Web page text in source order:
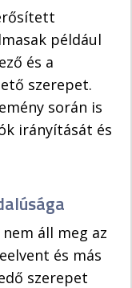
például
és a
szerepet.
során is
irányítását és
áll meg az
és más
szerepet